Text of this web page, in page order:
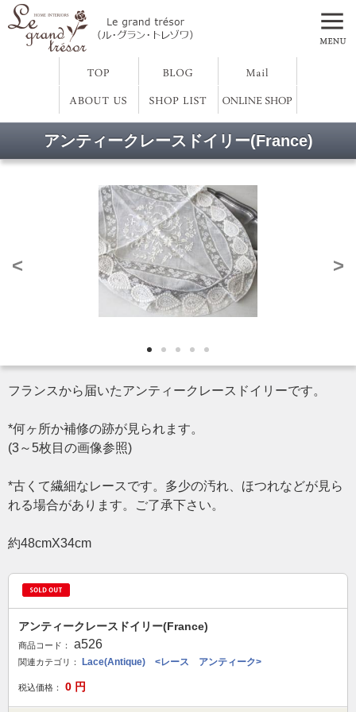
アンティークレースドイリー(France)
< >
フランスから届いたアンティークレースドイリーです。
*何ヶ所か補修の跡が見られます。
(3～5枚目の画像参照)
*古くて繊細なレースです。多少の汚れ、ほつれなどが見ら
れる場合があります。ご了承下さい。
約48cmX34cm
アンティークレースドイリー(France)
商品コード： a526
関連カテゴリ： Lace(Antique) <レース アンティーク>
税込価格： 0 円